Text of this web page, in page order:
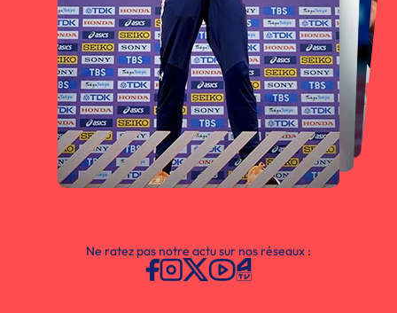
Ne ratez pas notre actu sur nos réseaux :